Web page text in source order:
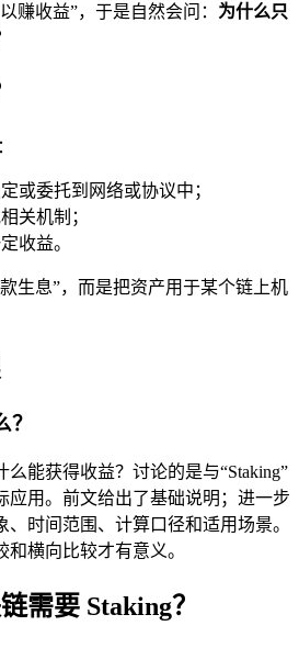
赚收益”，于是自然会问： 为什么只
或委托到网络或协议中；
关机制；
收益。
生息”，而是把资产用于某个链上机
么能获得收益？讨论的是与“Staking”
应用。前文给出了基础说明；进一步
时间范围、计算口径和适用场景。
横向比较才有意义。
需要 Staking？